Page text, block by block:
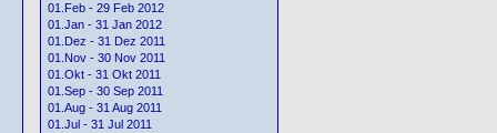
01.Feb - 29 Feb 2012
01.Jan - 31 Jan 2012
01.Dez - 31 Dez 2011
01.Nov - 30 Nov 2011
01.Okt - 31 Okt 2011
01.Sep - 30 Sep 2011
01.Aug - 31 Aug 2011
01.Jul - 31 Jul 2011